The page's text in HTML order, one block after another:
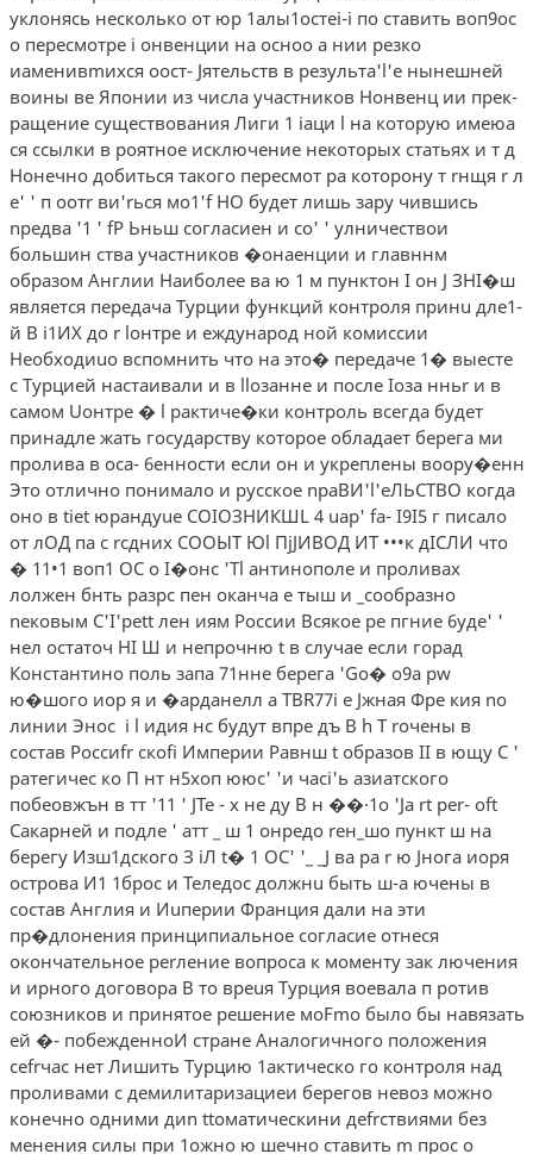
уклонясь несколько от юр 1алы1остеi-i по ставить воп9ос
о пересмотре i онвенции на осноо а нии резко
иаменивmихся оост- Jятельств в результа'l'е нынешней
воины ве­ Японии из числа участников Нонвенц ии прек­
ращение существования Лиги 1 iаци l на которую имеюа
ся ссылки в роятное исключение некоторых статьях и т д
Нонечно добиться такого пересмот­ ра которону т rнщя r л
е' ' п оотr ви'rься мо1'f НО будет лишь зару­ чившись
nредва '1 ' fР Ьньш согласиен и со' ' улничествои
большин­ ства участников �онаенции и главннм
образом Англии Наиболее ва ю 1 м пунктон I он J ЗНI�ш
является передача Турции функций контроля принu дле1-
й В i1ИХ до r lонтре и еждународ­ ной комиссии
Необходиuо вспомнить что на это� передаче 1� выесте
с Турцией настаивали и в llозанне и после Iоза нньr и в
самом Uонтре � l рактиче�ки контроль всегда будет
принадле­ жать государству которое обладает берега ми
пролива в оса- 6енности если он и укреплены воору�енн
Это отлично понимало и русское nраВИ'l'еЛЬСТВО когда
оно в tiet юpaндyue СОIОЗНИКШL 4 uap' fa- I9I5 г писало
от лОД па с rсдних СООЫТ Юl ПjJИВОД ИТ •••к дIСЛИ что
� 11•1 воп1 ОС о I�онс 'Тl антинополе и проливах
лолжен бнть разрс пен оканча е тыш и _сообразно
nековым С'I'реtt­ лен иям России Всякое ре пгние 6уде' '
нел остаточ­ НI Ш и непрочню t в случае если горад
Константино­ поль запа 71нне берега 'Go� o9a рw
ю�шого иор я и �арданелл а TВR77i e Jжная Фре кия no
линии Энос ­ i l идия нс будут впре дъ В h Т rочены в
состав Poccиfr­ cкofi Империи Равнш t образов II в ющу С '
ратегичес­ ко П нт н5хоп ююс' 'и часi'ь азиатского
побеовжън в тт '11 ' JТе - х не ду В н ��·1о 'Jа rt per- oft
Сакарней и подле­ ' атт _ ш 1 онредо rен_шо пункт ш на
берегу Изш1дского З iЛ t� 1 ОС' '_ _J ва ра r ю Jнога иоря
острова И1 1брос и Теледос должнu быть ш-а ючены в
состав Англия и Иuперии Франция дали на эти
пр�длонения принципиальное согласие отнеся
окончательное реrление вопроса к моменту зак­ лючения
и ирного договора В то вреuя Турция воевала п ротив
союзников и принятое решение мoFmo было бы навязать
ей �- побежденноИ стране Аналогичного положения
cefrчac нет Лишить Турцию 1актическо­ го контроля над
проливами с демилитаризациеи берегов невоз­ можно
конечно одними диn ttоматическини деfrствиями без
менения силы при­ 1ожно ю шечно ставить m прос о